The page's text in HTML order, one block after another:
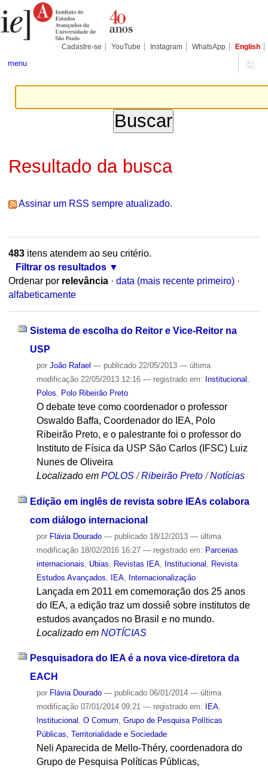
para
conteúdo.
Pessoais
Cadastre-se YouTube Instagram WhatsApp English
menu
Resultado da busca
Assinar um RSS sempre atualizado.
483itens atendem ao seu critério.
Filtrar os resultados
Ordenar por relevância · data (mais recente primeiro) ·
alfabeticamente
Sistema de escolha do Reitor e Vice-Reitor na
USP
por João Rafael — publicado22/05/2013 — última
modificação22/05/2013 12:16 — registrado em: Institucional
Polos
Polo Ribeirão Preto
O debate teve como coordenador o professor
Oswaldo Baffa, Coordenador do IEA, Polo
Ribeirão Preto, e o palestrante foi o professor do
Instituto de Física da USP São Carlos (IFSC) Luiz
Nunes de Oliveira
Localizado em POLOS /Ribeirão Preto /Notícias
Edição em inglês de revista sobre IEAs colabora
com diálogo internacional
por Flávia Dourado — publicado18/12/2013 — última
modificação18/02/2016 16:27 — registrado em: Parcerias
internacionais
Ubias Revistas IEA, Institucional
Revista
Estudos Avançados
IEA, Internacionalização
Lançada em 2011 em comemoração dos 25 anos
do IEA, a edição traz um dossiê sobre institutos de
estudos avançados no Brasil e no mundo.
Localizado em NOTÍCIAS
Pesquisadora do IEA é a nova vice-diretora da
EACH
por Flávia Dourado — publicado06/01/2014 — última
modificação07/01/2014 09:21 — registrado em: IEA,
Institucional , O Comum, Grupo de Pesquisa Políticas
Públicas, Territorialidade e Sociedade
Neli Aparecida de Mello-Théry, coordenadora do
Grupo de Pesquisa Políticas Públicas,